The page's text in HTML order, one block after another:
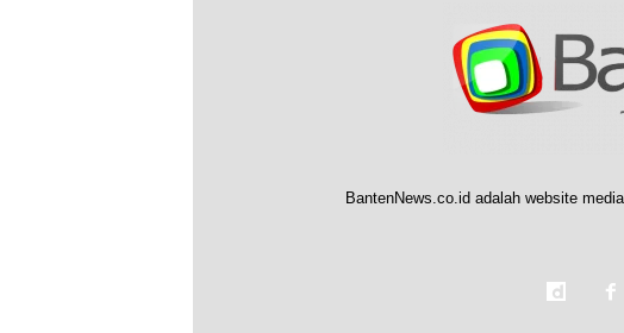
BantenNews.co.id adalah website